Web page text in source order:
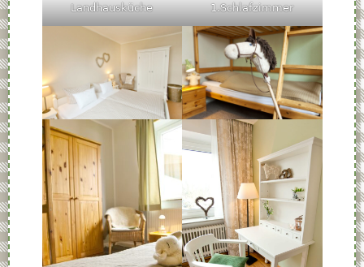
Landhausküche 1.Schlafzimmer